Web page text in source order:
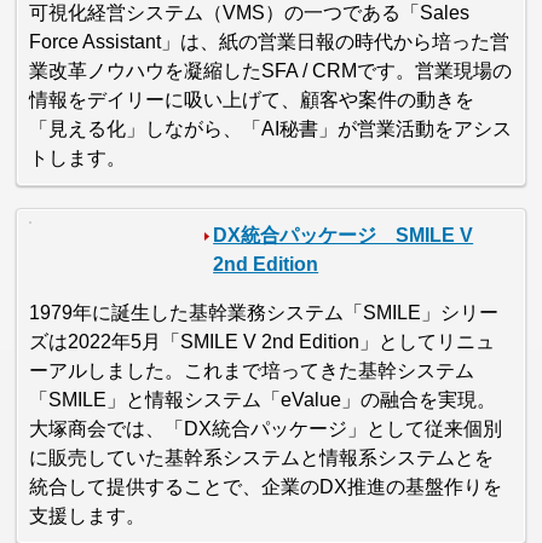
可視化経営システム（VMS）の一つである「Sales
Force Assistant」は、紙の営業日報の時代から培った営
業改革ノウハウを凝縮したSFA / CRMです。営業現場の
情報をデイリーに吸い上げて、顧客や案件の動きを
「見える化」しながら、「AI秘書」が営業活動をアシス
トします。
DX統合パッケージ SMILE V
2nd Edition
1979年に誕生した基幹業務システム「SMILE」シリー
ズは2022年5月「SMILE V 2nd Edition」としてリニュ
ーアルしました。これまで培ってきた基幹システム
「SMILE」と情報システム「eValue」の融合を実現。
大塚商会では、「DX統合パッケージ」として従来個別
に販売していた基幹系システムと情報系システムとを
統合して提供することで、企業のDX推進の基盤作りを
支援します。